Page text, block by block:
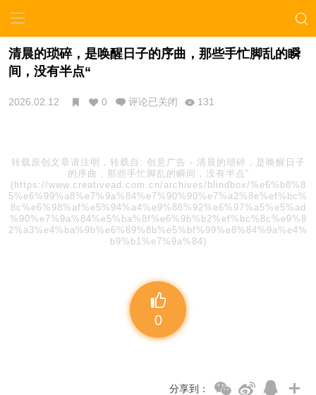
清晨的琐碎，是唤醒日子的序曲，那些手忙脚乱的瞬
间，没有半点“
2026.02.12 0 评论已关闭 131
转载原创文章请注明，转载自: 创意广告 - 清晨的琐碎，是唤醒日子
的序曲，那些手忙脚乱的瞬间，没有半点“
(https://www.creativead.com.cn/archives/blindbox/%e6%b8%8
5%e6%99%a8%e7%9a%84%e7%90%90%e7%a2%8e%ef%bc%
8c%e6%98%af%e5%94%a4%e9%86%92%e6%97%a5%e5%ad
%90%e7%9a%84%e5%ba%8f%e6%9b%b2%ef%bc%8c%e9%8
2%a3%e4%ba%9b%e6%89%8b%e5%bf%99%e8%84%9a%e4%
b9%b1%e7%9a%84)
0
分享到：